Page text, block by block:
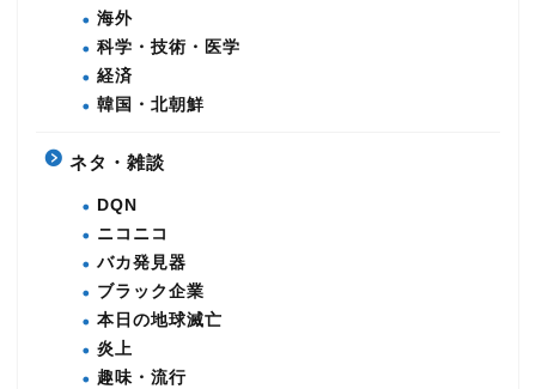
海外
科学・技術・医学
経済
韓国・北朝鮮
ネタ・雑談
DQN
ニコニコ
バカ発見器
ブラック企業
本日の地球滅亡
炎上
趣味・流行